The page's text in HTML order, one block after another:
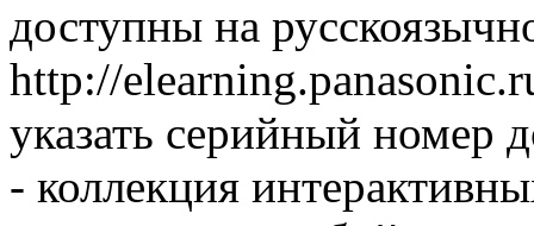
доступны на
http://
указать серийный номер
- коллекция